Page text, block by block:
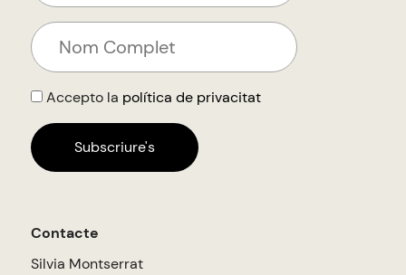
Accepto la política de privacitat
Contacte
Silvia Montserrat